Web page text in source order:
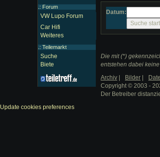
Datum:
.: Forum
VW Lupo Forum
Car Hifi
Weiteres
.: Teilemarkt
Suche
Biete
Die mit (*)
entstehen dabei
Archiv
Bilder
Copyright © 2003 -
Der Betreiber
Update cookies preferences